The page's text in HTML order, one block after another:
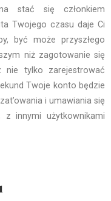
stać się członkiem
Twojego czasu daje Ci
być może przyszłego
niż zagotowanie się
nie tylko zarejestrować
Twoje konto będzie
i umawiania się
innymi użytkownikami